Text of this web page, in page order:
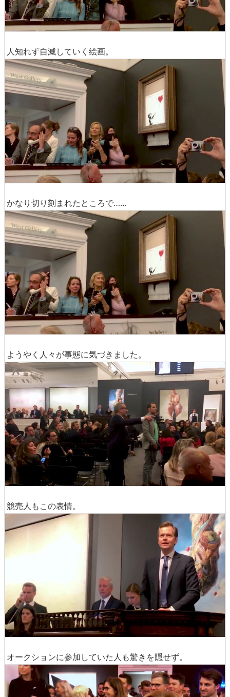
人知れず自滅していく絵画。
かなり切り刻まれたところで……
ようやく人々が事態に気づきました。
競売人もこの表情。
オークションに参加していた人も驚きを隠せず。